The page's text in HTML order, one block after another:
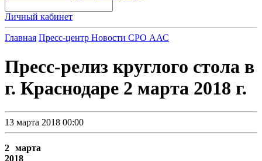
Личный кабинет
Главная Пресс-центр Новости СРО ААС
Пресс-релиз круглого стола в
г. Краснодаре 2 марта 2018 г.
13 марта 2018 00:00
2 марта
2018